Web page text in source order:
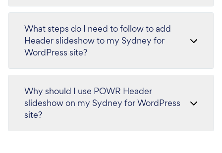
What steps do I need to follow to add
Header slideshow to my Sydney for
WordPress site?
Why should I use POWR Header
slideshow on my Sydney for WordPress
site?